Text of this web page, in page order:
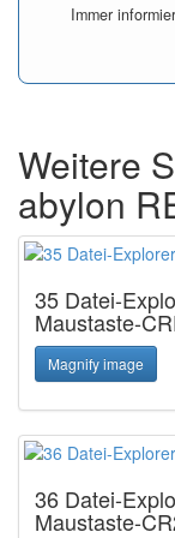
Immer
Weitere
abylon
35 Datei-
Maustaste-
Magnify image
36 Datei-
Maustaste-